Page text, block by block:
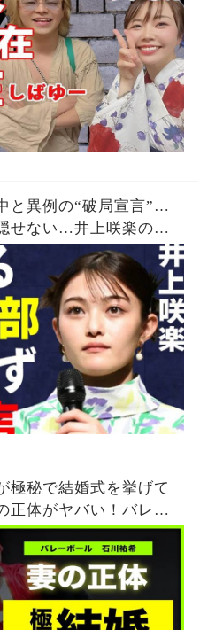
と異例の“破局宣言”…
せない…井上咲楽の介
極秘で結婚式を挙げて
体がヤバい！バレー
育てた両親の職業と